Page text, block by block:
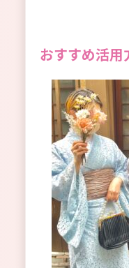
おすすめ活用